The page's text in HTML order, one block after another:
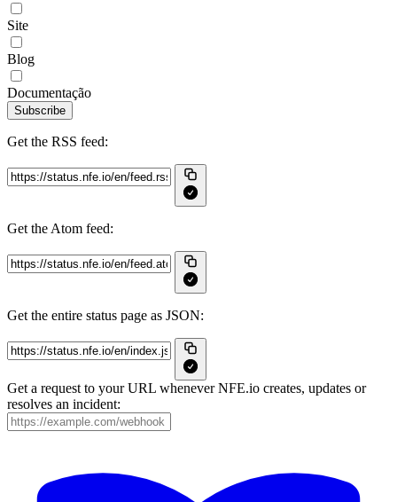
Site
Blog
Documentação
Subscribe
Get the RSS feed:
Get the Atom feed:
Get the entire status page as JSON:
Get a request to your URL whenever NFE.io creates, updates or
resolves an incident: